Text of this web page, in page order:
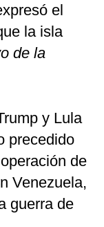
el
la isla
de la
y Lula
precedido
de
Venezuela,
guerra de